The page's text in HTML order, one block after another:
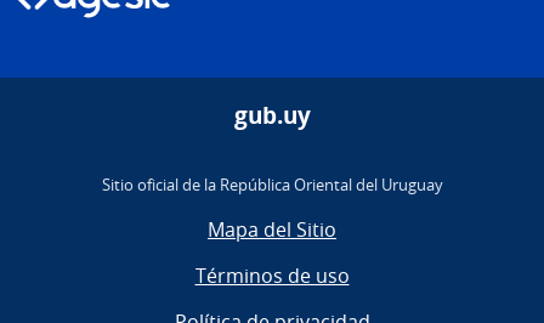
gub.uy
Sitio oficial de la República Oriental del Uruguay
Mapa del Sitio
Términos de uso